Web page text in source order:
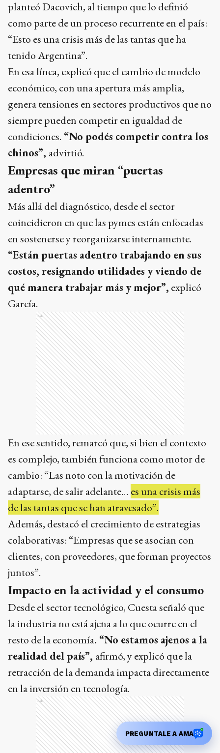
planteó Dacovich, al tiempo que lo definió
como parte de un proceso recurrente en el país:
“Esto es una crisis más de las tantas que ha
tenido Argentina”.
En esa línea, explicó que el cambio de modelo
económico, con una apertura más amplia,
genera tensiones en sectores productivos que no
siempre pueden competir en igualdad de
condiciones. “No podés competir contra los
chinos”, advirtió.
Empresas que miran “puertas
adentro”
Más allá del diagnóstico, desde el sector
coincidieron en que las pymes están enfocadas
en sostenerse y reorganizarse internamente.
“Están puertas adentro trabajando en sus
costos, resignando utilidades y viendo de
qué manera trabajar más y mejor”, explicó
García.
Ads
En ese sentido, remarcó que, si bien el contexto
es complejo, también funciona como motor de
cambio: “Las noto con la motivación de
adaptarse, de salir adelante… es una crisis más
de las tantas que se han atravesado”.
Además, destacó el crecimiento de estrategias
colaborativas: “Empresas que se asocian con
clientes, con proveedores, que forman proyectos
juntos”.
Impacto en la actividad y el consumo
Desde el sector tecnológico, Cuesta señaló que
la industria no está ajena a lo que ocurre en el
resto de la economía. “No estamos ajenos a la
realidad del país”, afirmó, y explicó que la
retracción de la demanda impacta directamente
en la inversión en tecnología.
Ads
PREGUNTALE A AMA